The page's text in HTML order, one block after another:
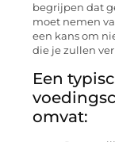
begrijpen dat
moet nemen
een kans om
die je zullen
Een
omvat: